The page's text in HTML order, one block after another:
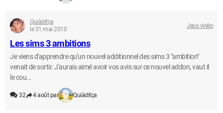
Quiàditça
le 31 mai 2010
Jeux vidéo
Les sims 3 ambitions
Je viens d'apprendre qu'un nouvel additionnel des sims 3 "ambition"
venait de sortir. J'aurais aimé avoir vos avis sur ce nouvel addon, vaut il
le cou...
32 4 août par Quiàditça